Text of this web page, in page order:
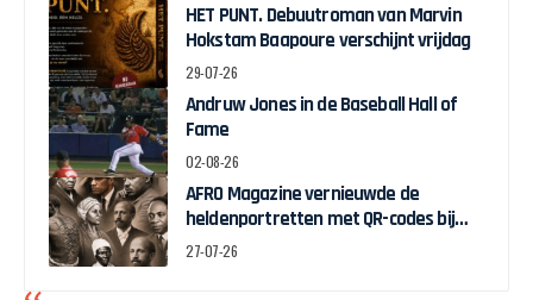
HET PUNT. Debuutroman van Marvin
Hokstam Baapoure verschijnt vrijdag
29-07-26
Andruw Jones in de Baseball Hall of
Fame
02-08-26
AFRO Magazine vernieuwde de
heldenportretten met QR-codes bij
Assin Manso
27-07-26